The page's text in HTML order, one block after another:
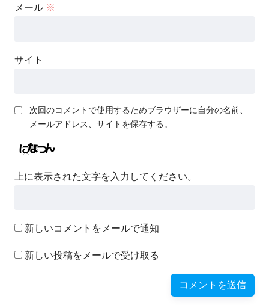
メール ※
サイト
次回のコメントで使用するためブラウザーに自分の名前、
メールアドレス、サイトを保存する。
上に表示された文字を入力してください。
新しいコメントをメールで通知
新しい投稿をメールで受け取る